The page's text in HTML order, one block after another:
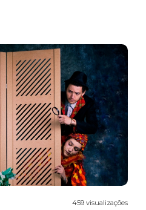
459 visualizações